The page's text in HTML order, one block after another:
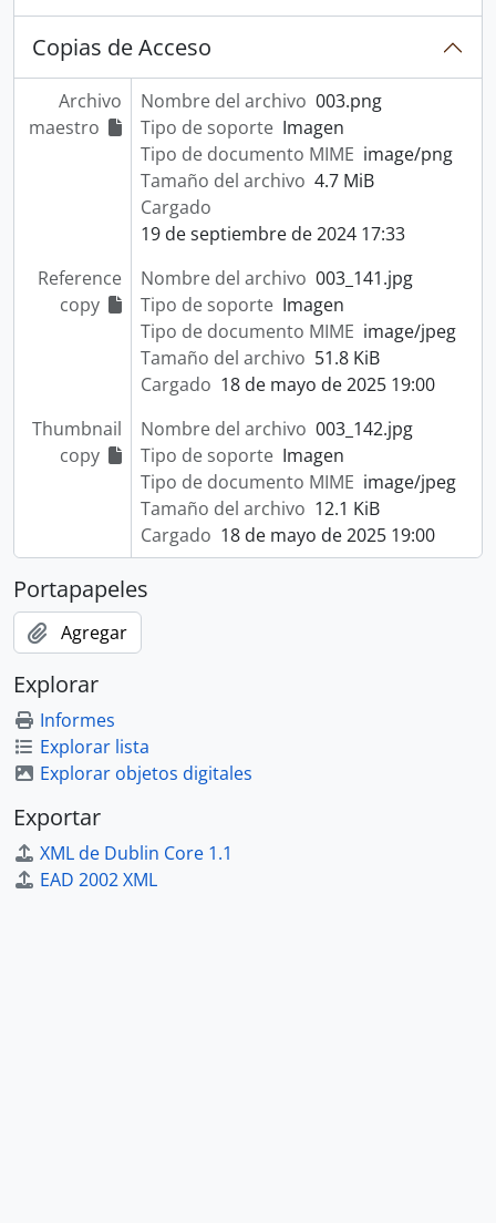
Copias de Acceso
Archivo
maestro
Nombre del archivo 003.png
Tipo de soporte Imagen
Tipo de documento MIME image/png
Tamaño del archivo 4.7 MiB
Cargado
19 de septiembre de 2024 17:33
Reference
copy
Nombre del archivo 003_141.jpg
Tipo de soporte Imagen
Tipo de documento MIME image/jpeg
Tamaño del archivo 51.8 KiB
Cargado 18 de mayo de 2025 19:00
Thumbnail
copy
Nombre del archivo 003_142.jpg
Tipo de soporte Imagen
Tipo de documento MIME image/jpeg
Tamaño del archivo 12.1 KiB
Cargado 18 de mayo de 2025 19:00
Portapapeles
Agregar
Explorar
Informes
Explorar lista
Explorar objetos digitales
Exportar
XML de Dublin Core 1.1
EAD 2002 XML